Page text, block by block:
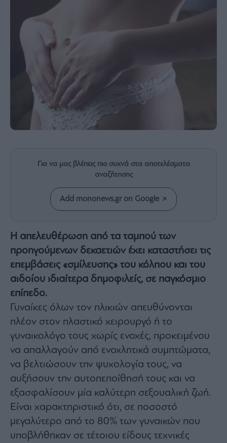
θετικά
ESG
Today
Mononews2030
Άρθρα
Συνεντεύξεις
Style
Υγεία
Architecture
&
Design
Fashion
&
Art
Watches
Yachts
Table
For
Two
Μετοχές
Για να μας βλέπεις πιο συχνά στα αποτελέσματα
αναζήτησης
Add mononews.gr on Google
Η απελευθέρωση από τα ταμπού των
προηγούμενων δεκαετιών έχει καταστήσει τις
επεμβάσεις «σμίλευσης» του κόλπου και του
αιδοίου ιδιαίτερα δημοφιλείς, σε παγκόσμιο
επίπεδο.
Γυναίκες όλων τον ηλικιών απευθύνονται
πλέον στον πλαστικό χειρουργό ή το
γυναικολόγο τους χωρίς ενοχές, προκειμένου
να απαλλαγούν από ενοχλητικά συμπτώματα,
να βελτιώσουν την ψυχολογία τους, να
αυξήσουν την αυτοπεποίθησή τους και να
εξασφαλίσουν μία καλύτερη σεξουαλική ζωή.
Είναι χαρακτηριστικό ότι, σε ποσοστό
μεγαλύτερο από το 80% των γυναικών που
υποβλήθηκαν σε τέτοιου είδους τεχνικές